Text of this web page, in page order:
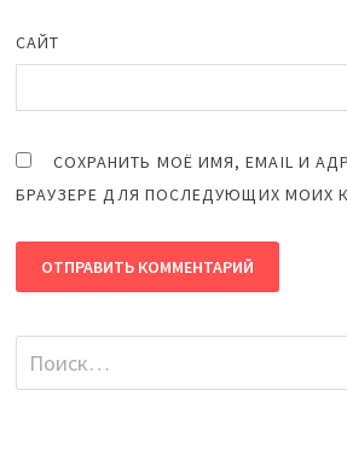
САЙТ
СОХРАНИТЬ МОЁ ИМЯ, EMAIL И
БРАУЗЕРЕ ДЛЯ ПОСЛЕДУЮЩИХ МОИХ
Найти: